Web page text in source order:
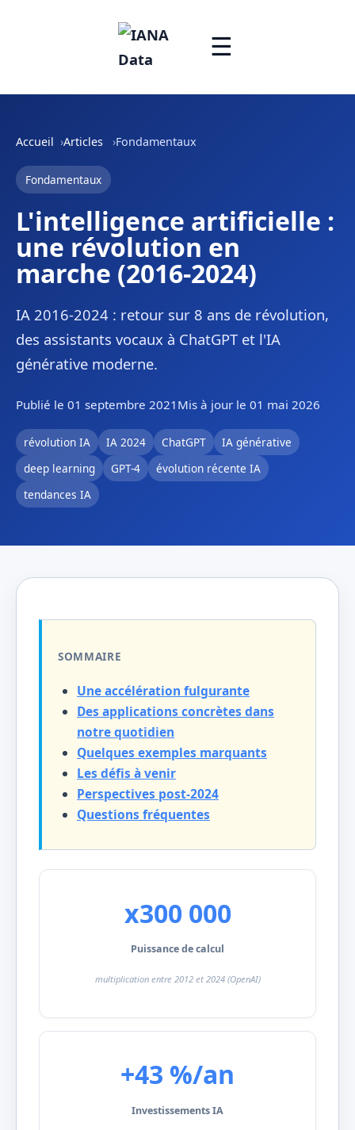
☰
Accueil Articles Fondamentaux
Fondamentaux
L'intelligence artificielle :
une révolution en
marche (2016-2024)
IA 2016-2024 : retour sur 8 ans de révolution,
des assistants vocaux à ChatGPT et l'IA
générative moderne.
Publié le 01 septembre 2021 Mis à jour le 01 mai 2026
révolution IA IA 2024 ChatGPT
IA générative
deep learning
GPT-4
évolution récente IA
tendances IA
SOMMAIRE
Une accélération fulgurante
Des applications concrètes dans
notre quotidien
Quelques exemples marquants
Les défis à venir
Perspectives post-2024
Questions fréquentes
x300 000
Puissance de calcul
multiplication entre 2012 et 2024 (OpenAI)
+43 %/an
Investissements IA